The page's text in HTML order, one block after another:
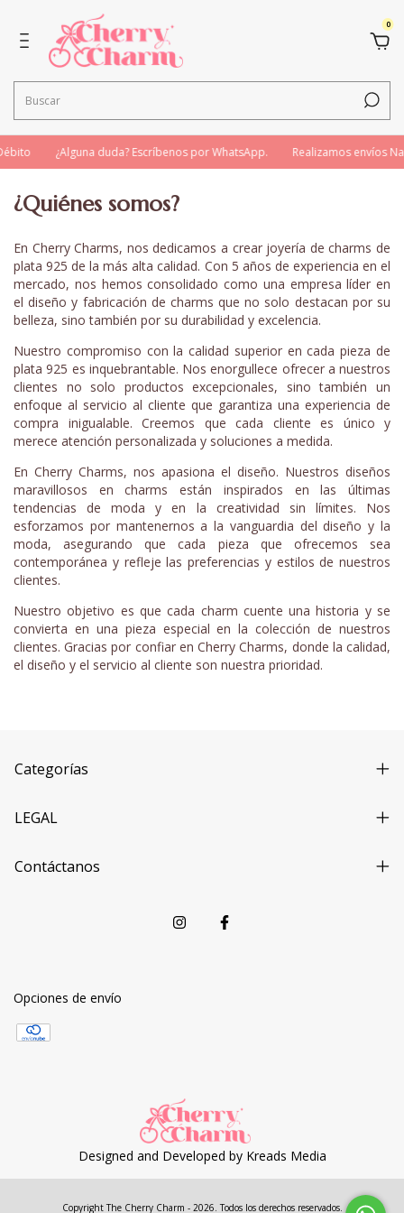
0
¿Alguna duda? Escríbenos por WhatsApp. Realizamos envíos
¿Quiénes somos?
En Cherry Charms, nos dedicamos a crear joyería de charms de
plata 925 de la más alta calidad. Con 5 años de experiencia en el
mercado, nos hemos consolidado como una empresa líder en
el diseño y fabricación de charms que no solo destacan por su
belleza, sino también por su durabilidad y excelencia.
Nuestro compromiso con la calidad superior en cada pieza de
plata 925 es inquebrantable. Nos enorgullece ofrecer a nuestros
clientes no solo productos excepcionales, sino también un
enfoque al servicio al cliente que garantiza una experiencia de
compra inigualable. Creemos que cada cliente es único y
merece atención personalizada y soluciones a medida.
En Cherry Charms, nos apasiona el diseño. Nuestros diseños
maravillosos en charms están inspirados en las últimas
tendencias de moda y en la creatividad sin límites. Nos
esforzamos por mantenernos a la vanguardia del diseño y la
moda, asegurando que cada pieza que ofrecemos sea
contemporánea y refleje las preferencias y estilos de nuestros
clientes.
Nuestro objetivo es que cada charm cuente una historia y se
convierta en una pieza especial en la colección de nuestros
clientes. Gracias por confiar en Cherry Charms, donde la calidad,
el diseño y el servicio al cliente son nuestra prioridad.
Categorías
LEGAL
Contáctanos
Opciones de envío
Designed and Developed by Kreads Media
Copyright The Cherry Charm - 2026. Todos los derechos reservados.